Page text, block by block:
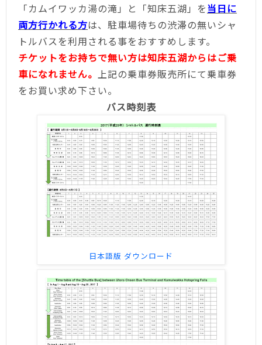
「カムイワッカ湯の滝」と「知床五湖」を当日に
両方行かれる方は、駐車場待ちの渋滞の無いシャ
トルバスを利用される事をおすすめします。
チケットをお持ちで無い方は知床五湖からはご乗
車になれません。 上記の乗車券販売所にて乗車券
をお買い求め下さい。
バス時刻表
日本語版 ダウンロード